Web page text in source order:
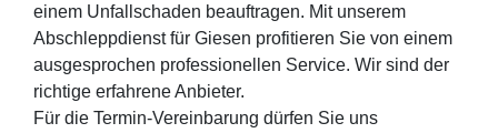
einem Unfallschaden beauftragen. Mit unserem
Abschleppdienst für Giesen profitieren Sie von einem
ausgesprochen professionellen Service. Wir sind der
richtige erfahrene Anbieter.
Für die Termin-Vereinbarung dürfen Sie uns